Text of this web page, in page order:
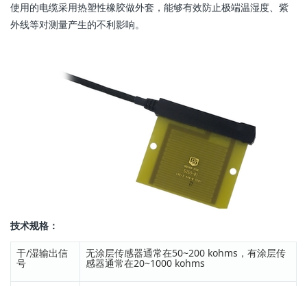
使用的电缆采用热塑性橡胶做外套，能够有效防止极端温湿度、紫
外线等对测量产生的不利影响。
技术规格：
干/湿输出信
号
无涂层传感器通常在50~200 kohms，有涂层传
感器通常在20~1000 kohms